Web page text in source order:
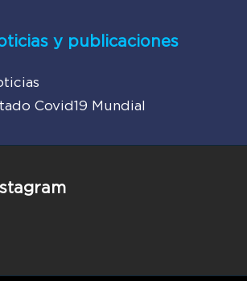
y publicaciones
Covid19 Mundial